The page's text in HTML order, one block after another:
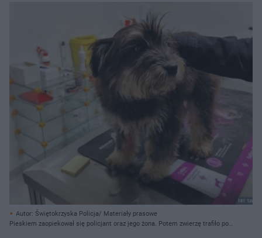
Autor: Świętokrzyska Policja/ Materiały prasowe
Pieskiem zaopiekował się policjant oraz jego żona. Potem zwierzę trafiło pod